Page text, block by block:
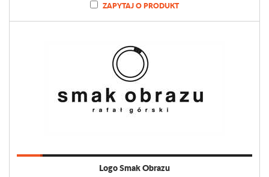
ZAPYTAJ O PRODUKT
Logo Smak Obrazu